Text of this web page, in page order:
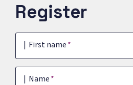
Register
First name
Name